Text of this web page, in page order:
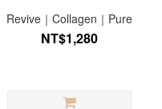
Revive｜Collagen｜Pure
NT$1,280